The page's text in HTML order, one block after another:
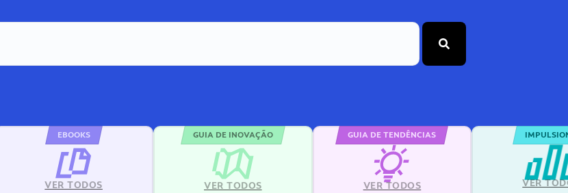
EBOOKS
VER TODOS
GUIA DE INOVAÇÃO
VER TODOS
GUIA DE TENDÊNCIAS
VER TODOS VER